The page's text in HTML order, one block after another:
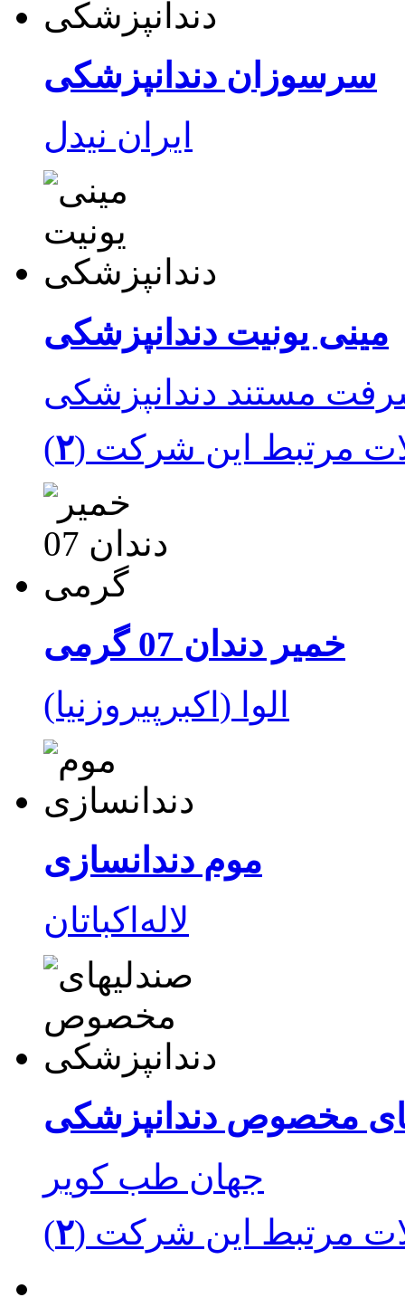
سرسوزان دندانپزشکی
مینی یونیت دندانپزشکی
مستند دندانپزشکی
مرتبط این شرکت (۲
الوا (اکبرپیروزنیا)
موم دندانسازی
مخصوص دندانپزشکی
جهان طب کویر
مرتبط این شرکت (۲